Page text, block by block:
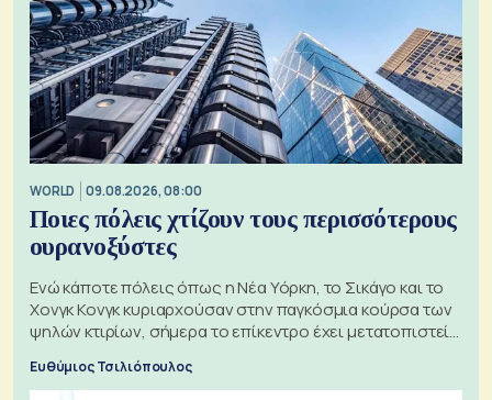
WORLD 09.08.2026, 08:00
Ποιες πόλεις χτίζουν τους περισσότερους
ουρανοξύστες
Ενώ κάποτε πόλεις όπως η Νέα Υόρκη, το Σικάγο και το
Χονγκ Κονγκ κυριαρχούσαν στην παγκόσμια κούρσα των
ψηλών κτιρίων, σήμερα το επίκεντρο έχει μετατοπιστεί
Ευθύμιος Τσιλιόπουλος